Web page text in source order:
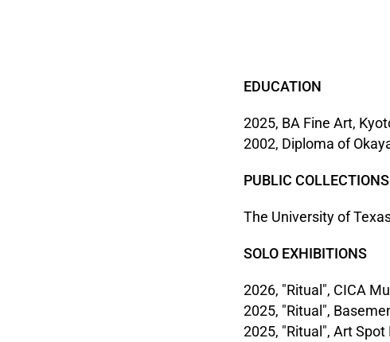
EDUCATION
2025, BA Fine Art,
2002, Diploma of
PUBLIC COLLECTIONS
The University of
SOLO EXHIBITIONS
2026, "Ritual", CICA
2025, "Ritual",
2025, "Ritual", Art